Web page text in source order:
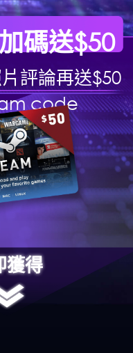
碼送$50
評論再送$50
code
獲得